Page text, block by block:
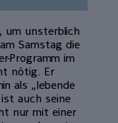
um unsterblich
Samstag die
Programm im
nötig. Er
als „lebende
auch seine
nur mit einer